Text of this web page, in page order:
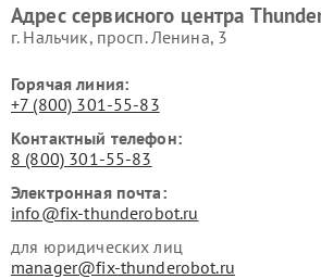
Адрес сервисного центра
г. Нальчик, просп. Ленина, 3
Горячая линия:
+7 (800) 301-55-83
Контактный телефон:
8 (800) 301-55-83
Электронная почта:
info@fix-thunderobot.ru
для юридических лиц
manager@fix-thunderobot.ru